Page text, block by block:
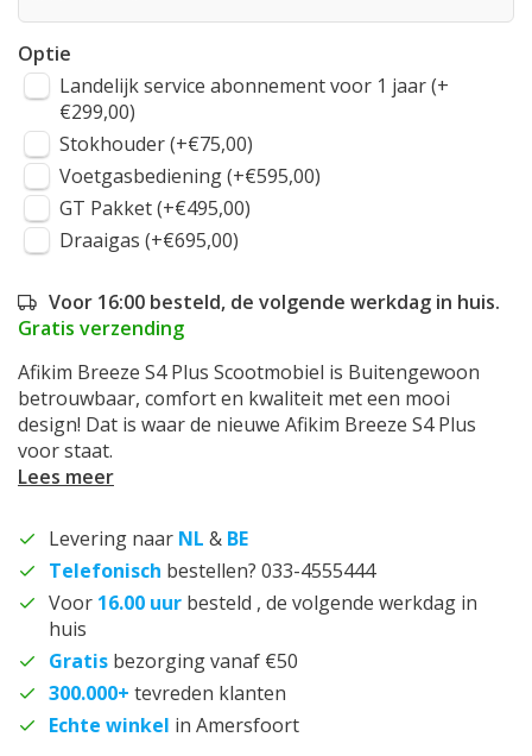
Optie
Landelijk service abonnement voor 1 jaar (+
€299,00)
Stokhouder (+€75,00)
Voetgasbediening (+€595,00)
GT Pakket (+€495,00)
Draaigas (+€695,00)
Voor 16:00 besteld, de volgende werkdag in huis.
Gratis verzending
Afikim Breeze S4 Plus Scootmobiel is Buitengewoon
betrouwbaar, comfort en kwaliteit met een mooi
design! Dat is waar de nieuwe Afikim Breeze S4 Plus
voor staat.
Lees meer
Levering naar NL & BE
Telefonisch bestellen? 033-4555444
Voor 16.00 uur besteld , de volgende werkdag in
huis
Gratis bezorging vanaf €50
300.000+ tevreden klanten
Echte winkel in Amersfoort